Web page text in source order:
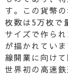
す。この貨幣
枚数は5万枚で
サイズで作ら
が描かれてい
線開業に向け
世界初の高速鉄